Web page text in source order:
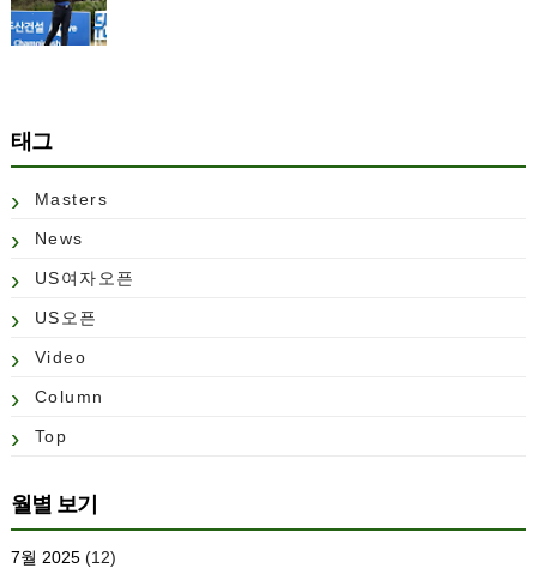
태그
Masters
News
US여자오픈
US오픈
Video
Column
Top
월별 보기
7월 2025(12)